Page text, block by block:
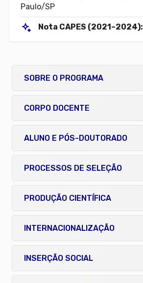
Paulo/SP
Nota CAPES (2021–2024):
SOBRE O PROGRAMA
CORPO DOCENTE
ALUNO E PÓS-DOUTORADO
PROCESSOS DE SELEÇÃO
PRODUÇÃO CIENTÍFICA
INTERNACIONALIZAÇÃO
INSERÇÃO SOCIAL